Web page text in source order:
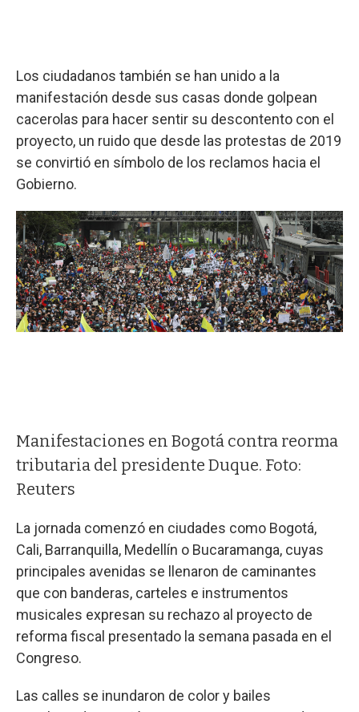
Los ciudadanos también se han unido a la
manifestación desde sus casas donde golpean
cacerolas para hacer sentir su descontento con el
proyecto, un ruido que desde las protestas de 2019
se convirtió en símbolo de los reclamos hacia el
Gobierno.
Manifestaciones en Bogotá contra reorma
tributaria del presidente Duque. Foto:
Reuters
La jornada comenzó en ciudades como Bogotá,
Cali, Barranquilla, Medellín o Bucaramanga, cuyas
principales avenidas se llenaron de caminantes
que con banderas, carteles e instrumentos
musicales expresan su rechazo al proyecto de
reforma fiscal presentado la semana pasada en el
Congreso.
Las calles se inundaron de color y bailes